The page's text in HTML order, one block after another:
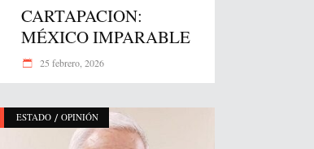
CARTAPACION:
MÉXICO IMPARABLE
25 febrero, 2026
ESTADO / OPINIÓN